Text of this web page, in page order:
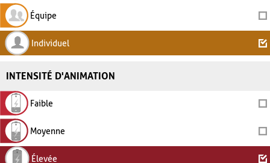
Équipe
Individuel
INTENSITÉ D'ANIMATION
Faible
Moyenne
Élevée